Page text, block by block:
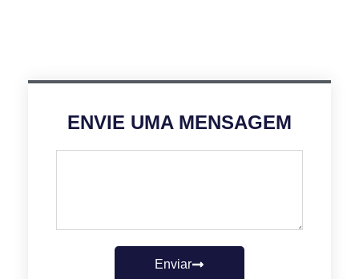
ENVIE UMA MENSAGEM
Enviar